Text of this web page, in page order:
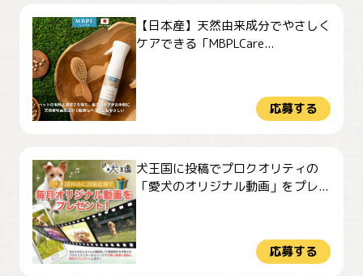
【日本産】天然由来成分でやさしく
ケアできる「MBPLCare...
応募する
犬王国に投稿でプロクオリティの
「愛犬のオリジナル動画」をプレ...
応募する